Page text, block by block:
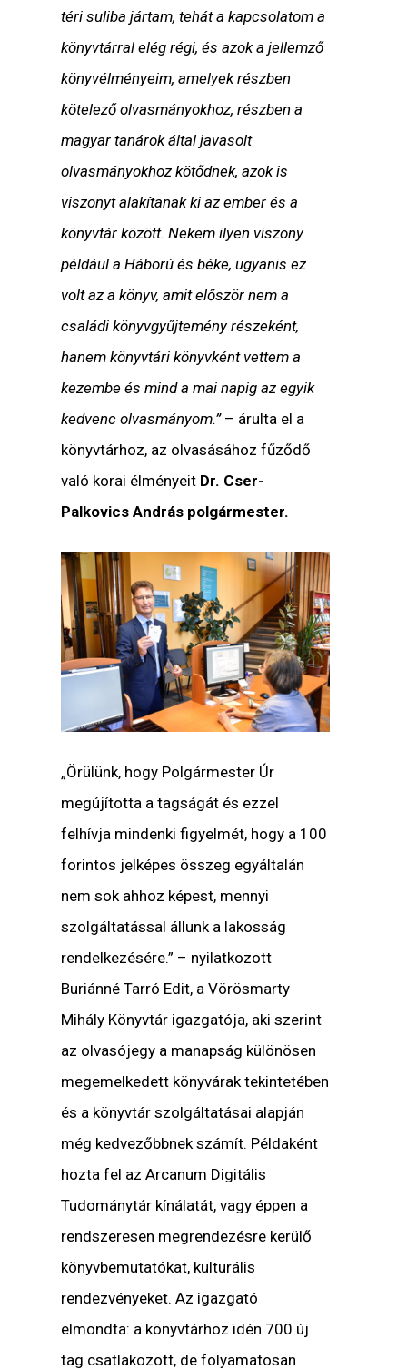
téri suliba jártam, tehát a kapcsolatom a
könyvtárral elég régi, és azok a jellemző
könyvélményeim, amelyek részben
kötelező olvasmányokhoz, részben a
magyar tanárok által javasolt
olvasmányokhoz kötődnek, azok is
viszonyt alakítanak ki az ember és a
könyvtár között. Nekem ilyen viszony
például a Háború és béke, ugyanis ez
volt az a könyv, amit először nem a
családi könyvgyűjtemény részeként,
hanem könyvtári könyvként vettem a
kezembe és mind a mai napig az egyik
kedvenc olvasmányom.” – árulta el a
könyvtárhoz, az olvasásához fűződő
való korai élményeit Dr. Cser-
Palkovics András polgármester.
„Örülünk, hogy Polgármester Úr
megújította a tagságát és ezzel
felhívja mindenki figyelmét, hogy a 100
forintos jelképes összeg egyáltalán
nem sok ahhoz képest, mennyi
szolgáltatással állunk a lakosság
rendelkezésére.” – nyilatkozott
Buriánné Tarró Edit, a Vörösmarty
Mihály Könyvtár igazgatója, aki szerint
az olvasójegy a manapság különösen
megemelkedett könyvárak tekintetében
és a könyvtár szolgáltatásai alapján
még kedvezőbbnek számít. Példaként
hozta fel az Arcanum Digitális
Tudománytár kínálatát, vagy éppen a
rendszeresen megrendezésre kerülő
könyvbemutatókat, kulturális
rendezvényeket. Az igazgató
elmondta: a könyvtárhoz idén 700 új
tag csatlakozott, de folyamatosan